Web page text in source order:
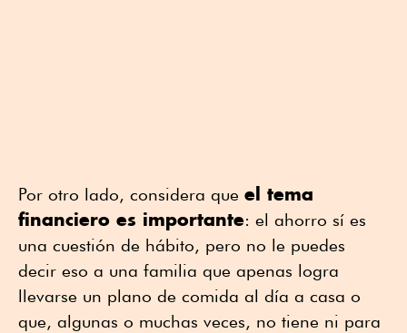
Por otro lado, considera que el tema
financiero es importante: el ahorro sí es
una cuestión de hábito, pero no le puedes
decir eso a una familia que apenas logra
llevarse un plano de comida al día a casa o
que, algunas o muchas veces, no tiene ni para